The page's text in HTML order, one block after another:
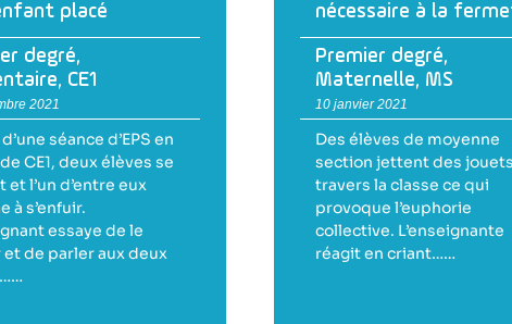
placé
degré,
, CE1
2021
séance d’EPS en
CE1, deux élèves se
et l’un d’entre eux
à s’enfuir.
essaye de le
de parler aux deux
nécessaire à la
Premier degré,
Maternelle, MS
10 janvier 2021
Des élèves de moyenne
section jettent des
travers la classe ce qui
provoque l’euphorie
collective. L’enseignante
réagit en criant……